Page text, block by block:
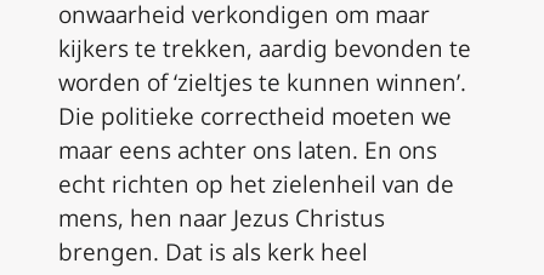
onwaarheid verkondigen om maar
kijkers te trekken, aardig bevonden te
worden of ‘zieltjes te kunnen winnen’.
Die politieke correctheid moeten we
maar eens achter ons laten. En ons
echt richten op hetzielenheil van de
mens, hen naar Jezus Christus
brengen. Dat is als kerk heel